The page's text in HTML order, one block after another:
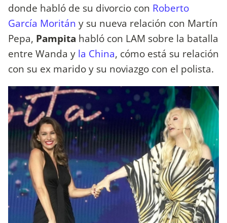
donde habló de su divorcio con Roberto
García Moritán y su nueva relación con Martín
Pepa, Pampita habló con LAM sobre la batalla
entre Wanda y la China, cómo está su relación
con su ex marido y su noviazgo con el polista.